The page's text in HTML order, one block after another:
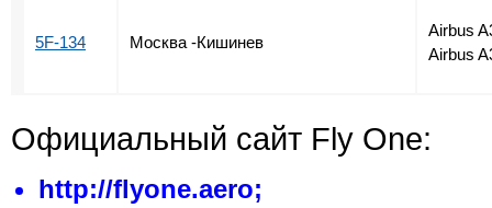
5F-134 Москва -Кишинев
Airbus
Airbus
Официальный сайт Fly One:
http://flyone.aero;